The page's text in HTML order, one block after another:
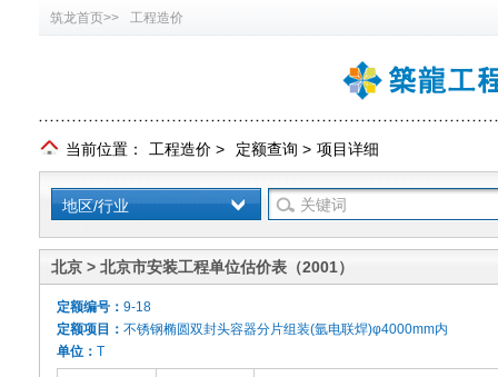
筑龙首页>> 工程造价
当前位置： 工程造价 > 定额查询 > 项目详细
地区/行业
北京 > 北京市安装工程单位估价表（2001）
定额编号： 9-18
定额项目： 不锈钢椭圆双封头容器分片组装(氩电联焊)φ4000mm内
单位： T